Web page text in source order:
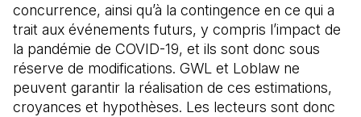
concurrence, ainsi qu’à la contingence en ce qui a
trait aux événements futurs, y compris l’impact de
la pandémie de COVID-19, et ils sont donc sous
réserve de modifications. GWL et Loblaw ne
peuvent garantir la réalisation de ces estimations,
croyances et hypothèses. Les lecteurs sont donc